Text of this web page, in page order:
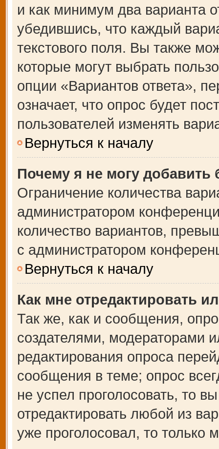
и как минимум два варианта
убедившись, что каждый
текстового поля. Вы также
которые могут выбрать
опции «Вариантов ответа»,
означает, что опрос будет
пользователей изменять
Вернуться к началу
Почему я не могу добавить
Ограничение количества
администратором
количество вариантов,
с администратором
Вернуться к началу
Как мне отредактировать
Так же, как и сообщения,
создателями, модераторами
редактирования опроса
сообщения в теме; опрос
не успел проголосовать, то
отредактировать любой из
уже проголосовал, то только